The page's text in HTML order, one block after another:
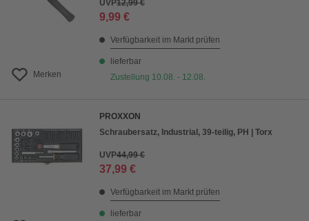
Merken
UVP12,99 €
9,99 €
Verfügbarkeit im Markt prüfen
lieferbar
Zustellung 10.08. - 12.08.
PROXXON
Schraubersatz, Industrial, 39-teilig, PH | Torx
UVP44,99 €
37,99 €
Verfügbarkeit im Markt prüfen
lieferbar